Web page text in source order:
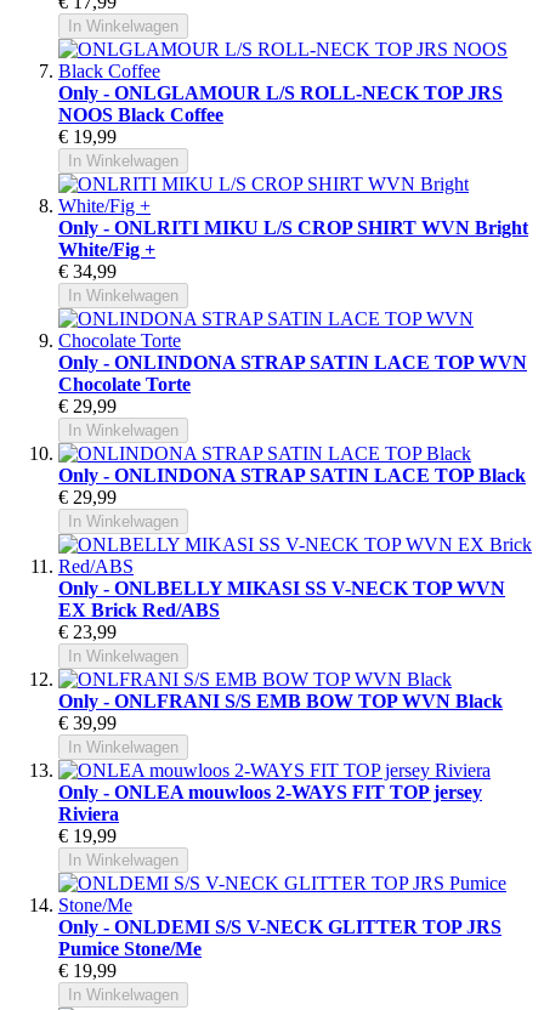
In Winkelwagen
Only - ONLGLAMOUR L/S ROLL-NECK TOP JRS
NOOS Black Coffee
€ 19,99
In Winkelwagen
Only - ONLRITI MIKU L/S CROP SHIRT WVN Bright
White/Fig +
€ 34,99
In Winkelwagen
Only - ONLINDONA STRAP SATIN LACE TOP WVN
Chocolate Torte
€ 29,99
In Winkelwagen
Only - ONLINDONA STRAP SATIN LACE TOP Black
€ 29,99
In Winkelwagen
Only - ONLBELLY MIKASI SS V-NECK TOP WVN
EX Brick Red/ABS
€ 23,99
In Winkelwagen
Only - ONLFRANI S/S EMB BOW TOP WVN Black
€ 39,99
In Winkelwagen
Only - ONLEA mouwloos 2-WAYS FIT TOP jersey
Riviera
€ 19,99
In Winkelwagen
Only - ONLDEMI S/S V-NECK GLITTER TOP JRS
Pumice Stone/Me
€ 19,99
In Winkelwagen